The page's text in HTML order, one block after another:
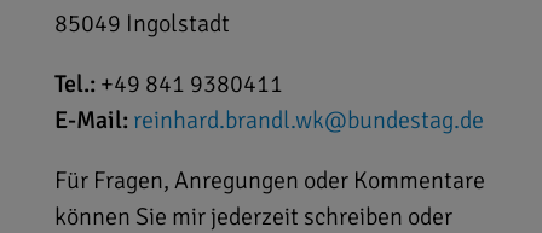
85049 Ingolstadt
Tel.: +49 841 9380411
E-Mail: reinhard.brandl.wk@bundestag.de
Für Fragen, Anregungen oder Kommentare
können Sie mir jederzeit schreiben oder